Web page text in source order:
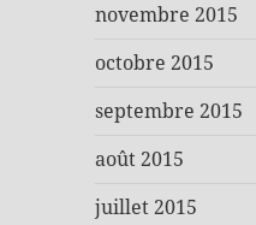
novembre 2015
octobre 2015
septembre 2015
août 2015
juillet 2015